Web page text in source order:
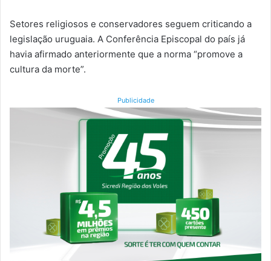
Setores religiosos e conservadores seguem criticando a
legislação uruguaia. A Conferência Episcopal do país já
havia afirmado anteriormente que a norma “promove a
cultura da morte”.
Publicidade